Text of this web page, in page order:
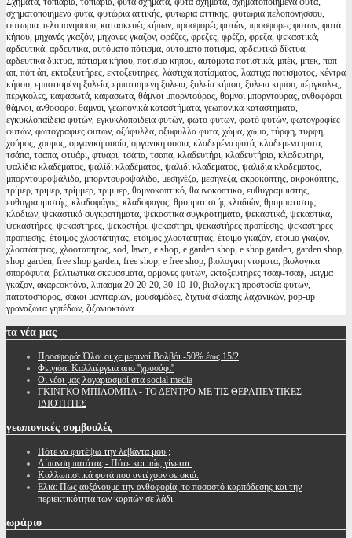
σχηματοποιημενα φυτα, φυτώρια αττικής, φυτωρια αττικης, φυτωρια πελοπονησσου,
φυτωρια πελοπονησσου, κατασκευές κήπων, προσφορές φυτών, προσφορες φυτων, φυτά
κήπου, μηχανές γκαζόν, μηχανες γκαζον, φρέζες, φρεζες, φρέζα, φρεζα, ψεκαστικά,
αρδευτικά, αρδευτικα, αυτόματο πότισμα, αυτοματο ποτισμα, αρδευτικά δίκτυα,
αρδευτικα δικτυα, πότισμα κήπου, ποτισμα κηπου, αυτόματα ποτιστικά, μπέκ, μπεκ, ποπ
απ, πόπ άπ, εκτοξευτήρες, εκτοξευτηρες, λάστιχα ποτίσματος, λαστιχα ποτισματος, κέντρα
κήπου, εμποτισμένη ξυλεία, εμποτισμενη ξυλεια, ξυλεία κήπου, ξυλεια κηπου, πέργκολες,
περγκολες, καφασωτά, καφασωτα, θάμνοι μπορντούρας, θαμνοι μπορντουρας, ανθοφόροι
θάμνοι, ανθοφοροι θαμνοι, γεωπονικά καταστήματα, γεωπονικα καταστηματα,
εγκυκλοπαίδεια φυτών, εγκυκλοπαιδεια φυτών, φωτο φυτων, φωτό φυτών, φωτογραφίες
φυτών, φωτογραφιες φυτων, οξύφυλλα, οξυφυλλα φυτα, χώμα, χωμα, τύρφη, τυρφη,
χούμος, χουμος, οργανική ουσία, οργανικη ουσια, κλαδεμένα φυτά, κλαδεμενα φυτα,
τσάπα, τσαπα, φτυάρι, φτυαρι, τσάπα, τσαπα, κλαδευτήρι, κλαδευτήρια, κλαδευτηρι,
ψαλίδια κλαδέματος, ψαλίδι κλαδέματος, ψαλιδι κλαδεματος, ψαλιδια κλαδεματος,
μπορντουροψάλιδα, μπορντουροψαλιδο, μεσηνέζα, μεσηνεζα, ακροκόπτης, ακροκόπτης,
τρίμερ, τριμερ, τρίμμερ, τριμμερ, θαμνοκοπτικό, θαμνοκοπτικο, ευθυγραμμιστης,
ευθυγραμμιστής, κλαδοφάγος, κλαδοφαγος, θρυμματιστής κλαδιών, θρυμματιστης
κλαδιων, ψεκαστικά συγκροτήματα, ψεκαστικα συγκροτηματα, ψεκαστικά, ψεκαστικα,
ψεκαστήρες, ψεκαστηρες, ψεκαστήρι, ψεκαστηρι, ψεκαστήρες προπίεσης, ψεκαστηρες
προπιεσης, έτοιμος χλοοτάπητας, ετοιμος χλοοταπητας, έτοιμο γκαζόν, ετοιμο γκαζον,
χλοοτάπητας, χλοοταπητας, sod, lawn, e shop, e garden shop, e shop garden, garden shop,
shop garden, free shop garden, free shop, e free shop, βιολογικη ντοματα, βιολογικα
σπορόφυτα, βελτιωτικα σκευασματα, ορμονες φυτων, εκτοξευτηρες τσαφ-τσαφ, μειγμα
γκαζον, ακαρεοκτόνα, λιπασμα 20-20-20, 30-10-10, βιολογικη προστασία φυτων,
πατατοσπορος, σακοι μανιταριών, μουσαμάδες, διχτυά σκίασης λαχανικών, pop-up
γραναζωτα γηπέδων, ζιζανιοκτόνα
τα νέα μας
Προσφορά: Όλοι οι χειμερινοί Βολβόι -50% έως 15/2
Φειγιόα: Καλλιέργεια απο ''χρυσάφι''
Oι νέοι μας λογαριασμοί στα social media
ΓΚΙΝΓΚΟ ΜΠΙΛΟΜΠΑ - ΤΟ ΔΕΝΤΡΟ ΜΕ ΤΙΣ ΘΕΡΑΠΕΥΤΙΚΕΣ
ΙΔΙΟΤΗΤΕΣ
γεωπονικές συμβουλές
Πότε να φυτέψω την λεβάντα μου ;
Λίπανση πατάτας - Πότε και πώς γίνεται.
Καλλωπιστικά φυτά που αντέχουν σε σκιά.
Ελιά: Πως αυξάνουμε την ανθοφορία, το ποσοστό καρπόδεσης και την
περιεκτικότητα των καρπών σε λάδι
ωράριο